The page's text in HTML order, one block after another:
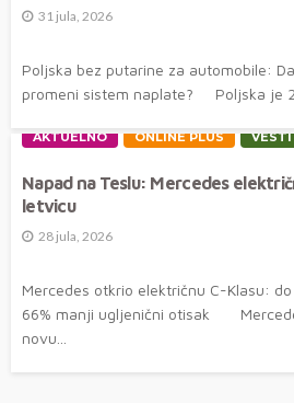
31 jula, 2026
Poljska bez putarine za automobile:
promeni sistem naplate? Poljska je
AKTUELNO ONLINE PLUS VESTI
Napad na Teslu: Mercedes
letvicu
28 jula, 2026
Mercedes otkrio električnu C-Klasu:
66% manji ugljenični otisak
novu...